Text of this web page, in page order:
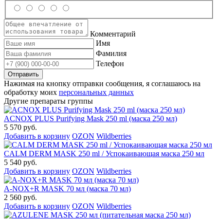
Комментарий
Имя
Фамилия
Телефон
Нажимая на кнопку отправки сообщения, я соглашаюсь на
обработку моих персональных данных
Другие препараты группы
ACNOX PLUS Purifying Mask 250 ml (маска 250 мл)
5 570 руб.
Добавить в корзину OZON Wildberries
CALM DERM MASK 250 ml / Успокаивающая маска 250 мл
5 540 руб.
Добавить в корзину OZON Wildberries
A-NOX+R MASK 70 мл (маска 70 мл)
2 560 руб.
Добавить в корзину OZON Wildberries